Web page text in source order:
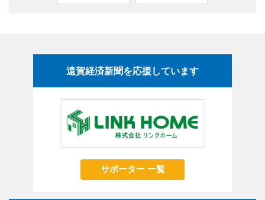
遠賀経済新聞を応援しています
サポーター 一覧